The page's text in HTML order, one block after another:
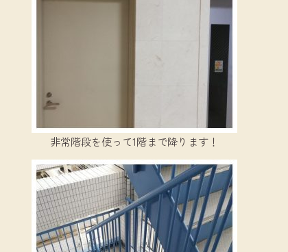
非常階段を使って1階まで降ります！